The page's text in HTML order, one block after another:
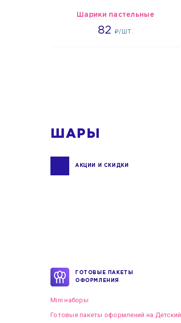
Шарики пастельные
82 ₽/ШТ.
2192
ШАРЫ
АКЦИИ И СКИДКИ
ГОТОВЫЕ ПАКЕТЫ
ОФОРМЛЕНИЯ
Mini наборы
Готовые пакеты оформлений на Детский